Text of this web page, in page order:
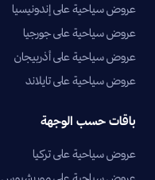
عروض سياحية على إندونيسيا
عروض سياحية على جورجيا
عروض سياحية على أذربيجان
عروض سياحية على تايلاند
باقات حسب الوجهة
عروض سياحية على تركيا